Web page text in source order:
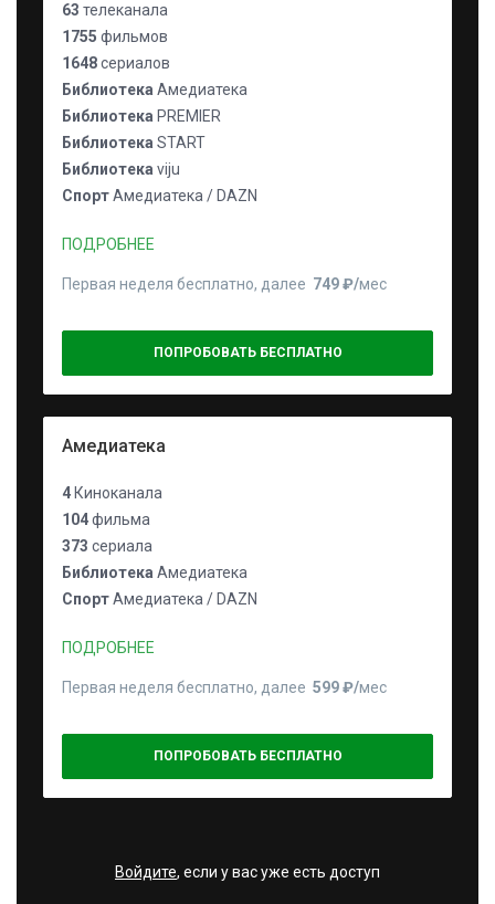
63 телеканала
1755 фильмов
1648сериалов
Библиотека Амедиатека
Библиотека PREMIER
Библиотека START
Библиотека viju
СпортАмедиатека / DAZN
ПОДРОБНЕЕ
Первая неделя бесплатно, далее 749 ₽⁠/⁠мес
ПОПРОБОВАТЬ БЕСПЛАТНО
Амедиатека
4 Киноканала
104фильма
373 сериала
Библиотека Амедиатека
СпортАмедиатека / DAZN
ПОДРОБНЕЕ
Первая неделя бесплатно, далее 599 ₽⁠/⁠мес
ПОПРОБОВАТЬ БЕСПЛАТНО
Войдите, если у вас уже есть доступ